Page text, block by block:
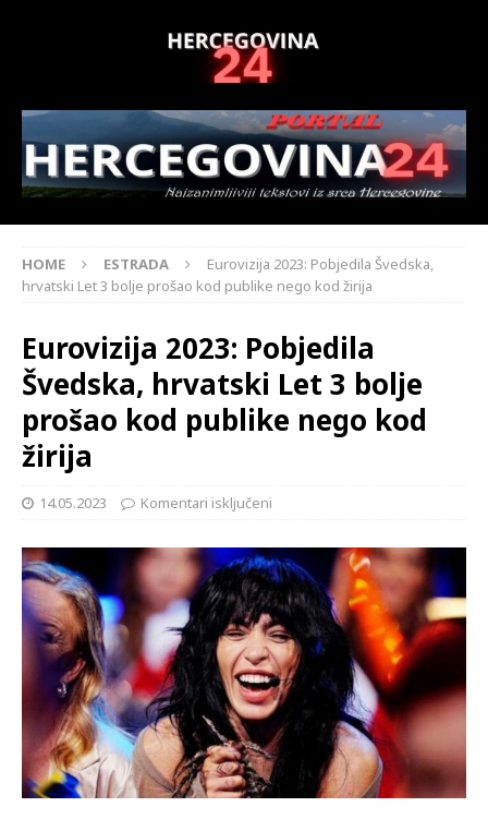
HOME ESTRADA
Eurovizija 2023: Pobjedila Švedska,
hrvatski Let 3 bolje prošao kod publike nego kod žirija
Eurovizija 2023: Pobjedila
Švedska, hrvatski Let 3 bolje
prošao kod publike nego kod
žirija
14.05.2023 Komentari isključeni